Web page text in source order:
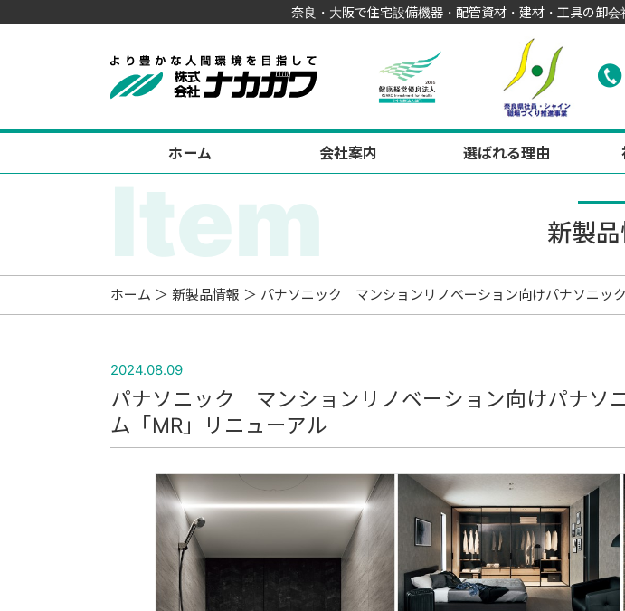
奈良・大阪で住宅設備機器・配管資材・建材・工具の卸
ホーム 会社案内 選ばれる理由
新製
Item
ホーム ＞ 新製品情報 ＞ パナソニック マンションリノベーション向けパナソニッ
2024.08.09
パナソニック マンションリノベーション向けパナソ
ム「MR」リニューアル